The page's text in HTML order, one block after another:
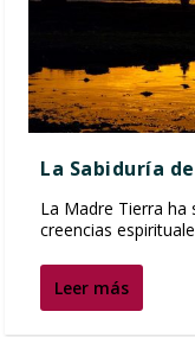
La Sabiduría
La Madre Tierra
creencias
Leer más